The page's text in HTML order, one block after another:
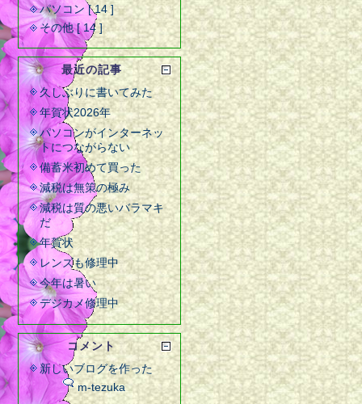
パソコン [ 14 ]
その他 [ 14 ]
最近の記事
久しぶりに書いてみた
年賀状2026年
パソコンがインターネッ
トにつながらない
備蓄米初めて買った
減税は無策の極み
減税は質の悪いバラマキ
だ
年賀状
レンズも修理中
今年は暑い
デジカメ修理中
コメント
新しいブログを作った
m-tezuka